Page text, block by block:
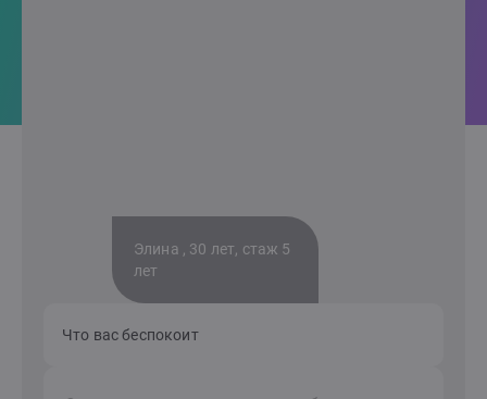
Элина , 30 лет, стаж 5
лет
Что вас беспокоит